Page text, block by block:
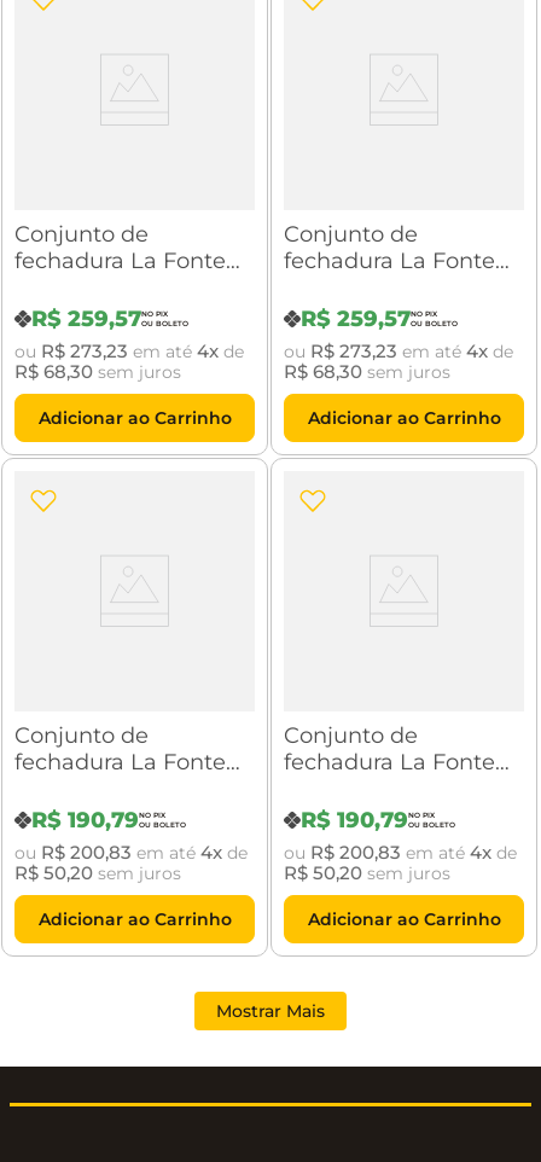
Conjunto de
fechadura La Fonte
Roseta 357
R$ 259,57
ou R$ 273,23 em até 4 de
R$ 68,30 sem juros
Adicionar ao Carrinho
Conjunto de
fechadura La Fonte
Roseta 357
R$ 259,57
ou R$ 273,23 em até 4 de
R$ 68,30 sem juros
Adicionar ao Carrinho
Conjunto de
fechadura La Fonte
55 Roseta 327
R$ 190,79
ou R$ 200,83 em até 4 de
R$ 50,20 sem juros
Adicionar ao Carrinho
Conjunto de
fechadura La Fonte
55 Roseta 327
R$ 190,79
ou R$ 200,83 em até 4 de
R$ 50,20 sem juros
Adicionar ao Carrinho
Mostrar Mais